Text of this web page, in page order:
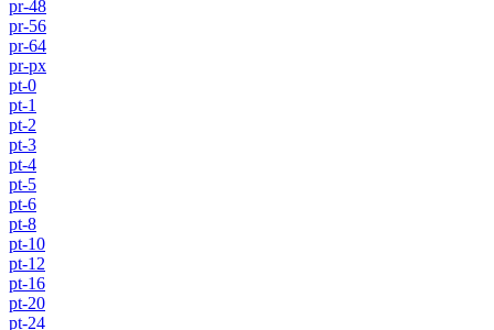
pr-48
pr-56
pr-64
pr-px
pt-0
pt-1
pt-2
pt-3
pt-4
pt-5
pt-6
pt-8
pt-10
pt-12
pt-16
pt-20
pt-24